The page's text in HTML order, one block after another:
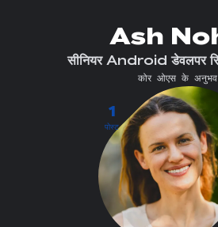
1
पोस्ट
Ash
सीनियर Android डेवलपर
कोर ओएस के अनुभव